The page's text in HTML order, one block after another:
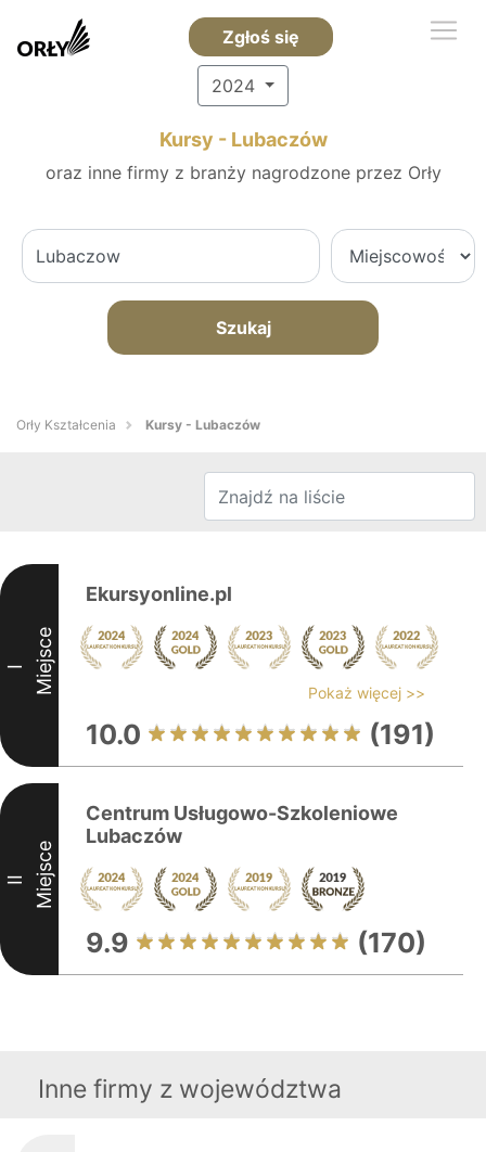
Zgłoś się
2024
Kursy - Lubaczów
oraz inne firmy z branży nagrodzone przez Orły
Szukaj
Orły Kształcenia Kursy - Lubaczów
I Miejsce
Ekursyonline.pl
Pokaż więcej >>
10.0 (191)
II Miejsce
Centrum Usługowo-Szkoleniowe
Lubaczów
9.9 (170)
Inne firmy z województwa